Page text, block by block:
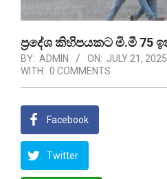
ප්‍රදේශ කිහිපයකට මි.මී 75
BY: ADMIN ON: JULY 21, 2025
WITH: 0 COMMENTS
Facebook
Twitter